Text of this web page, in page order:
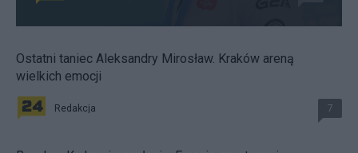
Ostatni taniec Aleksandry Mirosław. Kraków areną
wielkich emocji
Redakcja 7